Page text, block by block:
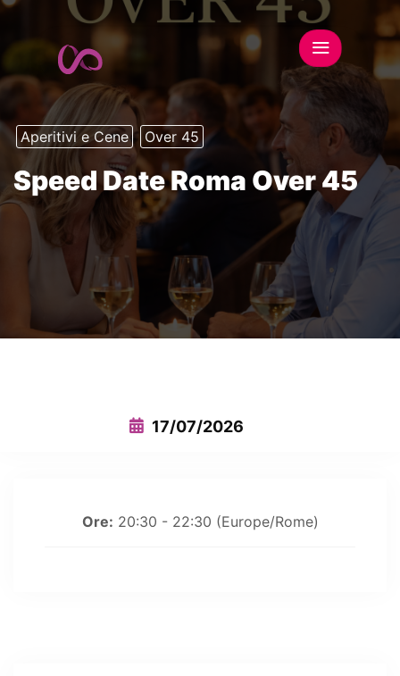
Aperitivi e Cene Over 45
Speed Date Roma Over 45
17/07/2026
Ore: 20:30 - 22:30 (Europe/Rome)